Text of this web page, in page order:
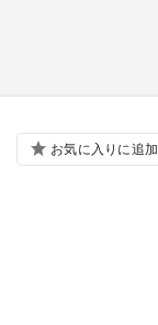
お気に入りに追加